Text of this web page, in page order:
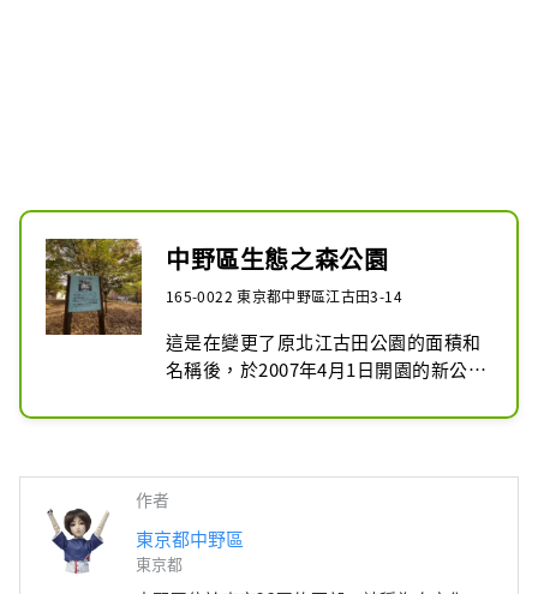
中野區生態之森公園
165-0022 東京都中野區江古田3-14
這是在變更了原北江古田公園的面積和
名稱後，於2007年4月1日開園的新公
原國立療養院中野醫院舊址上豐富的現
外，1912年，為了回報從日本贈送給美
國的櫻花（華盛頓波托馬克河濱），美
國山茱萸被種植在該地區曾經存在的
“直方苗圃”中，並作為樹苗和當時的
作者
東京都中野區
東京都